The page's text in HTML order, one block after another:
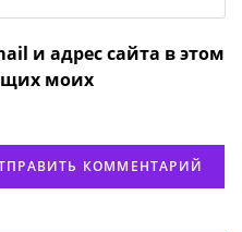
и адрес сайта в этом
моих